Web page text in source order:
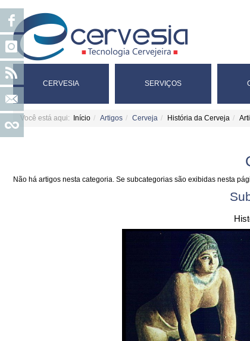
CERVESIA SERVIÇOS
Você está aqui: Início Artigos Cerveja História da Cerveja
Não há artigos nesta categoria. Se subcategorias são exibidas nesta